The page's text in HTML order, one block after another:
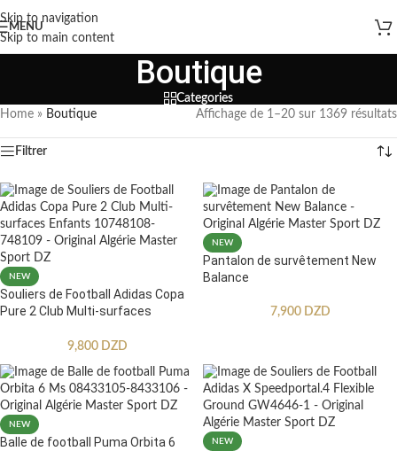
Skip to navigation
Skip to main content
MENU
Boutique
Categories
Home » Boutique Affichage de 1–20 sur 1369 résultats
Filtrer
NEW
Souliers de Football Adidas Copa
Pure 2 Club Multi-surfaces
9,800 DZD
NEW
Pantalon de survêtement New
Balance
7,900 DZD
NEW
Balle de football Puma Orbita 6
NEW